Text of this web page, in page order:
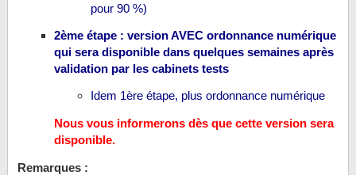
pour 90 %)
2ème étape : version AVEC ordonnance numérique
qui sera disponible dans quelques semaines après
validation par les cabinets tests
Idem 1ère étape, plus ordonnance numérique
Nous vous informerons dès que cette version sera
disponible.
Remarques :